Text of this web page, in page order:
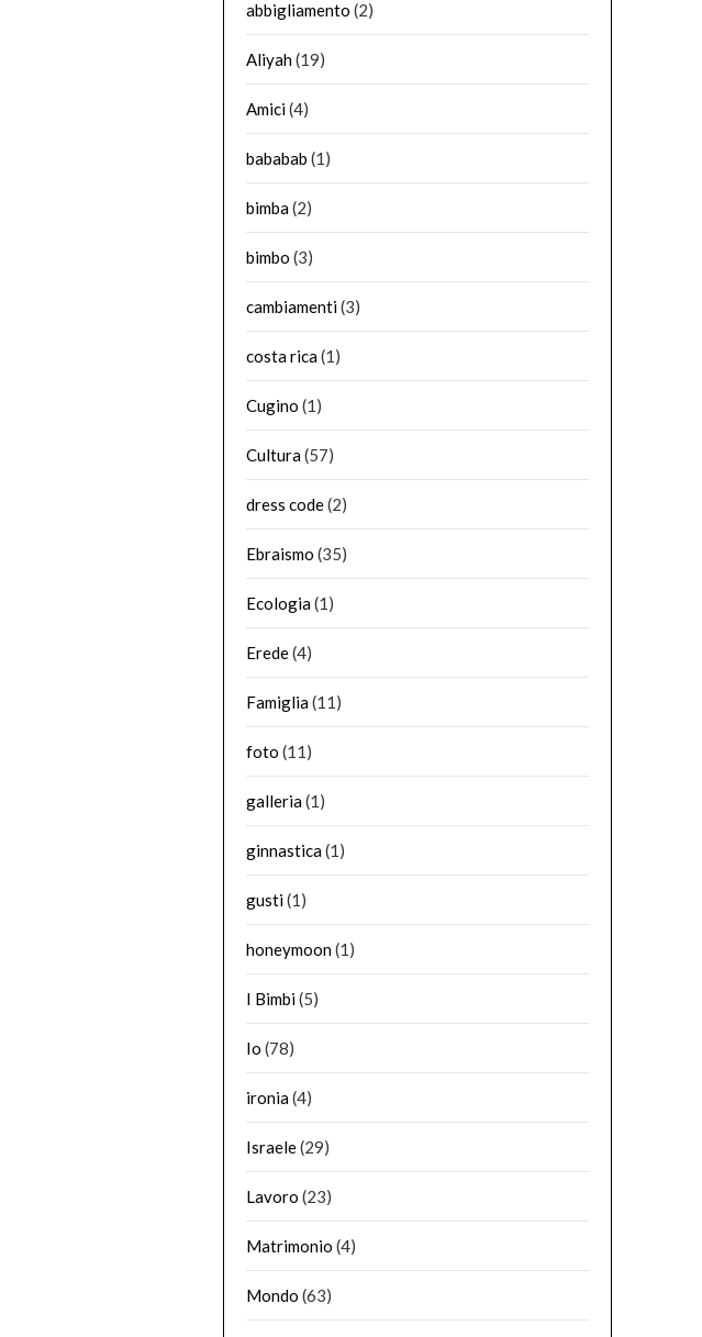
abbigliamento (2)
Aliyah(19)
Amici(4)
bababab (1)
bimba(2)
bimbo (3)
cambiamenti(3)
costa rica(1)
Cugino (1)
Cultura(57)
dress code(2)
Ebraismo (35)
Ecologia(1)
Erede(4)
Famiglia(11)
foto (11)
galleria(1)
ginnastica(1)
gusti(1)
honeymoon(1)
I Bimbi(5)
Io (78)
ironia(4)
Israele(29)
Lavoro (23)
Matrimonio (4)
Mondo (63)